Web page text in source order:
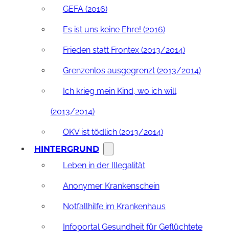
GEFA (2016)
Es ist uns keine Ehre! (2016)
Frieden statt Frontex (2013/2014)
Grenzenlos ausgegrenzt (2013/2014)
Ich krieg mein Kind, wo ich will
(2013/2014)
OKV ist tödlich (2013/2014)
HINTERGRUND
Leben in der Illegalität
Anonymer Krankenschein
Notfallhilfe im Krankenhaus
Infoportal Gesundheit für Geflüchtete